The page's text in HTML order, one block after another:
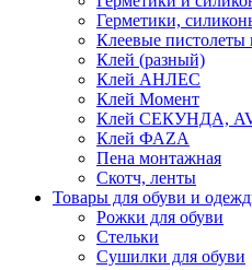
Герметики,
Клеевые пистолеты
Клей (разный)
Клей АНЛЕС
Клей Момент
Клей СЕКУНДА,
Клей ФАZА
Пена монтажная
Скотч, ленты
Товары для обуви и
Рожки для обуви
Стельки
Сушилки для обуви